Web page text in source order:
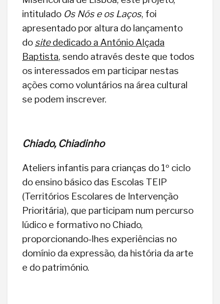
intitulado Os Nós e os Laços, foi
apresentado por altura do lançamento
do sitededicado a António Alçada
Baptista, sendo através deste que todos
os interessados em participar nestas
ações como voluntários na área cultural
se podem inscrever.
Chiado, Chiadinho
Ateliers infantis para crianças do 1º ciclo
do ensino básico das Escolas TEIP
(Territórios Escolares de Intervenção
Prioritária), que participam num percurso
lúdico e formativo no Chiado,
proporcionando-lhes experiências no
domínio da expressão, da história da arte
e do património.